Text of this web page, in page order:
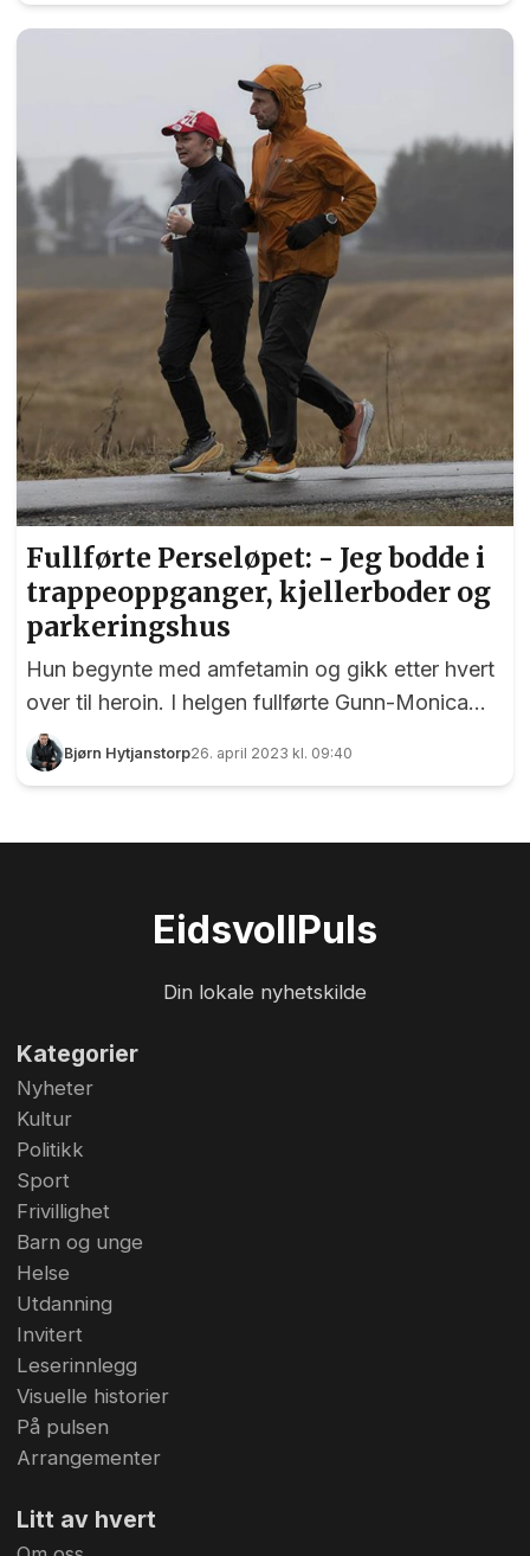
Fullførte Perseløpet: - Jeg bodde i
trappeoppganger, kjellerboder og
parkeringshus
Hun begynte med amfetamin og gikk etter hvert
over til heroin. I helgen fullførte Gunn-Monica
Perseløpet!
Bjørn Hytjanstorp26. april 2023 kl. 09:40
EidsvollPuls
Din lokale nyhetskilde
Kategorier
Nyheter
Kultur
Politikk
Sport
Frivillighet
Barn og unge
Helse
Utdanning
Invitert
Leserinnlegg
Visuelle historier
På pulsen
Arrangementer
Litt av hvert